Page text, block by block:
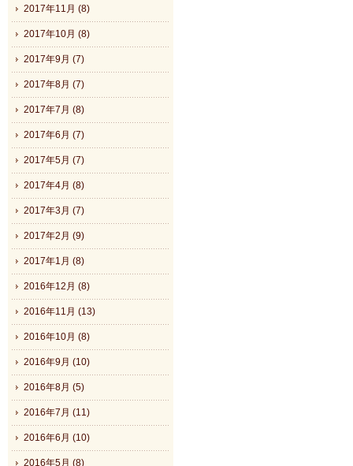
2017年11月 (8)
2017年10月 (8)
2017年9月 (7)
2017年8月 (7)
2017年7月 (8)
2017年6月 (7)
2017年5月 (7)
2017年4月 (8)
2017年3月 (7)
2017年2月 (9)
2017年1月 (8)
2016年12月 (8)
2016年11月 (13)
2016年10月 (8)
2016年9月 (10)
2016年8月 (5)
2016年7月 (11)
2016年6月 (10)
2016年5月 (8)